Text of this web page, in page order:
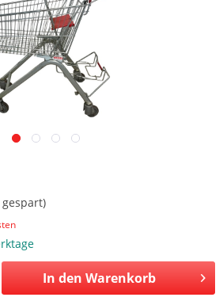
gespart)
In den Warenkorb